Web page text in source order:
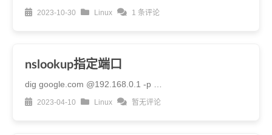
2023-10-30 Linux 1 条评论
nslookup指定端口
dig google.com @192.168.0.1 -p …
2023-04-10 Linux 暂无评论